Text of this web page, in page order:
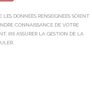
DONNÉES RENSEIGNÉES SOIENT
CONNAISSANCE DE VOTRE
(III) ASSURER LA GESTION DE LA